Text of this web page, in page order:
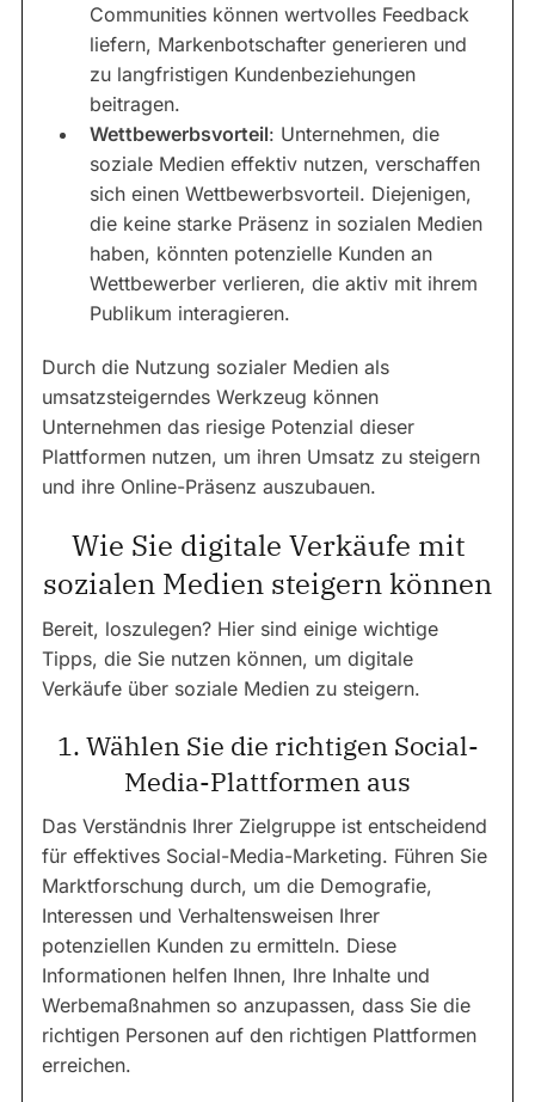
Communities können wertvolles Feedback
liefern, Markenbotschafter generieren und
zu langfristigen Kundenbeziehungen
beitragen.
Wettbewerbsvorteil: Unternehmen, die
soziale Medien effektiv nutzen, verschaffen
sich einen Wettbewerbsvorteil. Diejenigen,
die keine starke Präsenz in sozialen Medien
haben, könnten potenzielle Kunden an
Wettbewerber verlieren, die aktiv mit ihrem
Publikum interagieren.
Durch die Nutzung sozialer Medien als
umsatzsteigerndes Werkzeug können
Unternehmen das riesige Potenzial dieser
Plattformen nutzen, um ihren Umsatz zu steigern
und ihre Online-Präsenz auszubauen.
Wie Sie digitale Verkäufe mit
sozialen Medien steigern können
Bereit, loszulegen? Hier sind einige wichtige
Tipps, die Sie nutzen können, um digitale
Verkäufe über soziale Medien zu steigern.
1. Wählen Sie die richtigen Social-
Media-Plattformen aus
Das Verständnis Ihrer Zielgruppe ist entscheidend
für effektives Social-Media-Marketing. Führen Sie
Marktforschung durch, um die Demografie,
Interessen und Verhaltensweisen Ihrer
potenziellen Kunden zu ermitteln. Diese
Informationen helfen Ihnen, Ihre Inhalte und
Werbemaßnahmen so anzupassen, dass Sie die
richtigen Personen auf den richtigen Plattformen
erreichen.